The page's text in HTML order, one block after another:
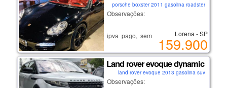
se interessou?
ligue: (12) 9/9633/8098
porsche boxster 2011 gasolina roadster
Observações:
ipva pago, sem multas ou débitos.
não é carro de leilão ou sinistro!
recém revisado.
carro de não fumante.
se interessou?
ligue: (12) 9/9633/8098
Lorena - SP
159.900
Land rover evoque dynamic tech
land rover evoque 2013 gasolina suv
Observações: